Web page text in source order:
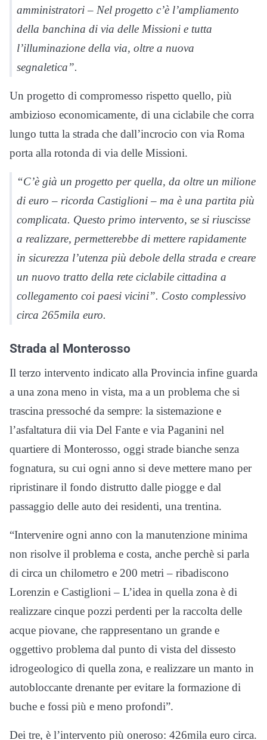
amministratori – Nel progetto c’è l’ampliamento
della banchina di via delle Missioni e tutta
l’illuminazione della via, oltre a nuova
segnaletica”.
Un progetto di compromesso rispetto quello, più
ambizioso economicamente, di una ciclabile che corra
lungo tutta la strada che dall’incrocio con via Roma
porta alla rotonda di via delle Missioni.
“C’è già un progetto per quella, da oltre un milione
di euro – ricorda Castiglioni – ma è una partita più
complicata. Questo primo intervento, se si riuscisse
a realizzare, permetterebbe di mettere rapidamente
in sicurezza l’utenza più debole della strada e creare
un nuovo tratto della rete ciclabile cittadina a
collegamento coi paesi vicini”. Costo complessivo
circa 265mila euro.
Strada al Monterosso
Il terzo intervento indicato alla Provincia infine guarda
a una zona meno in vista, ma a un problema che si
trascina pressoché da sempre: la sistemazione e
l’asfaltatura dii via Del Fante e via Paganini nel
quartiere di Monterosso, oggi strade bianche senza
fognatura, su cui ogni anno si deve mettere mano per
ripristinare il fondo distrutto dalle piogge e dal
passaggio delle auto dei residenti, una trentina.
“Intervenire ogni anno con la manutenzione minima
non risolve il problema e costa, anche perchè si parla
di circa un chilometro e 200 metri – ribadiscono
Lorenzin e Castiglioni – L’idea in quella zona è di
realizzare cinque pozzi perdenti per la raccolta delle
acque piovane, che rappresentano un grande e
oggettivo problema dal punto di vista del dissesto
idrogeologico di quella zona, e realizzare un manto in
autobloccante drenante per evitare la formazione di
buche e fossi più e meno profondi”.
Dei tre, è l’intervento più oneroso: 426mila euro circa.